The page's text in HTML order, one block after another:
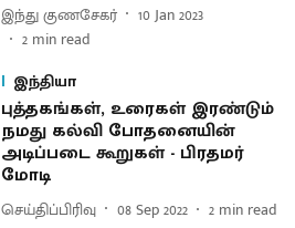
இந்து குணசேகர்
10 Jan 2023
2 min read
இந்தியா
புத்தகங்கள், உரைகள் இரண்டும்
நமது கல்வி போதனையின்
அடிப்படை கூறுகள் - பிரதமர்
மோடி
செய்திப்பிரிவு 08 Sep 2022 2 min read